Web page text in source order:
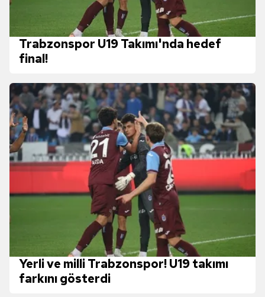
Trabzonspor U19 Takımı'nda hedef
final!
Yerli ve milli Trabzonspor! U19 takımı
farkını gösterdi